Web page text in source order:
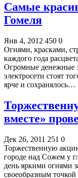
Самые
Гомеля
Янв 4, 2012 450 0
Огнями, красками,
каждого года
Огромные денежные
электросети стоят
ярче и сохранялось…
вместе»
Дек 26, 2011 251 0
Торжественную
городе над Сожем у
день яркими огнями
своеобразным